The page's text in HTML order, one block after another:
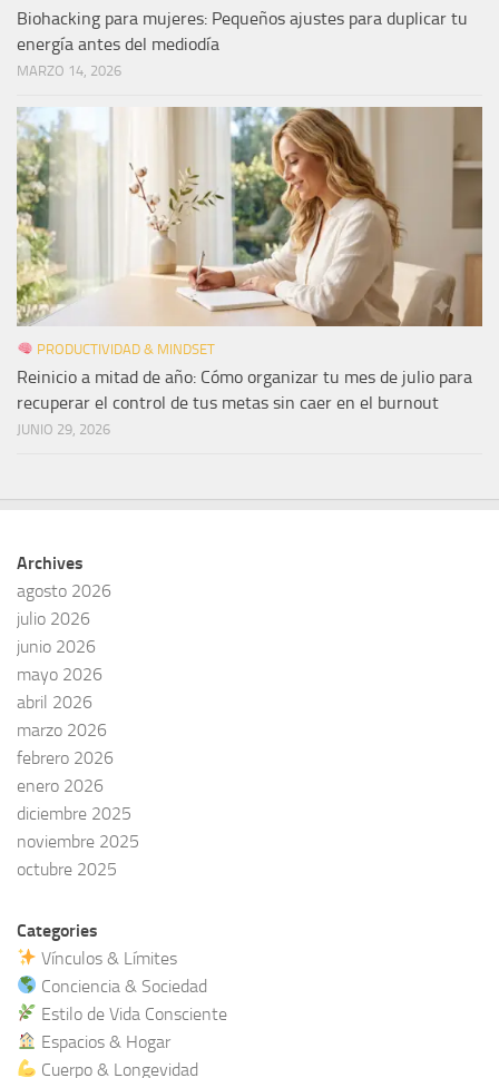
Biohacking para mujeres: Pequeños ajustes para duplicar tu
energía antes del mediodía
MARZO 14, 2026
PRODUCTIVIDAD & MINDSET
Reinicio a mitad de año: Cómo organizar tu mes de julio para
recuperar el control de tus metas sin caer en el burnout
JUNIO 29, 2026
Archives
agosto 2026
julio 2026
junio 2026
mayo 2026
abril 2026
marzo 2026
febrero 2026
enero 2026
diciembre 2025
noviembre 2025
octubre 2025
Categories
Vínculos & Límites
Conciencia & Sociedad
Estilo de Vida Consciente
Espacios & Hogar
Cuerpo & Longevidad